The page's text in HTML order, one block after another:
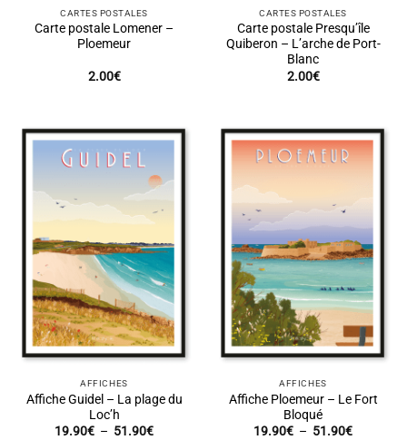
CARTES POSTALES
Carte postale Lomener –
Ploemeur
2.00€
CARTES POSTALES
Carte postale Presqu’île
Quiberon – L’arche de Port-
Blanc
2.00€
AFFICHES
Affiche Guidel – La plage du
Loc’h
19.90€ – 51.90€Plage
AFFICHES
Affiche Ploemeur – Le Fort
Bloqué
19.90€ – 51.90€Plage